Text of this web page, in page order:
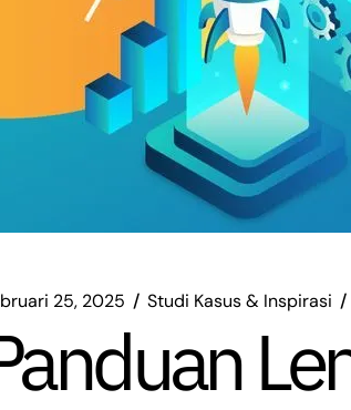
25, 2025 Studi Kasus & Inspirasi